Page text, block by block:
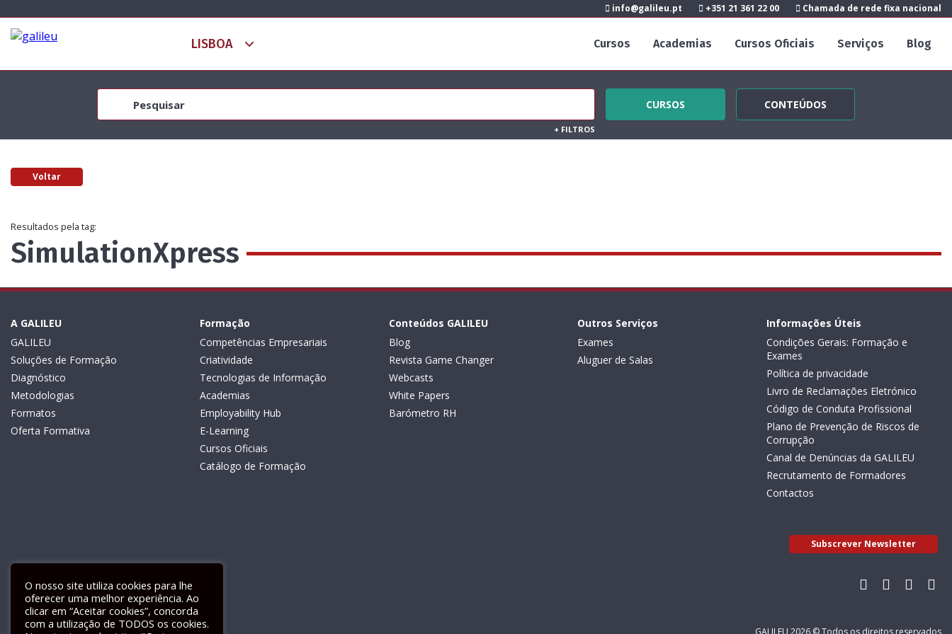
info@galileu.pt +351 21 361 22 00 Chamada de rede fixa nacional
Cursos Academias Cursos Oficiais Serviços Blog
CURSOS CONTEÚDOS
+ FILTROS
Voltar
Resultados pela tag:
SimulationXpress
A GALILEU
GALILEU
Soluções de Formação
Diagnóstico
Metodologias
Formatos
Oferta Formativa
Formação
Competências Empresariais
Criatividade
Tecnologias de Informação
Academias
Employability Hub
E-Learning
Cursos Oficiais
Catálogo de Formação
Conteúdos GALILEU
Blog
Revista Game Changer
Webcasts
White Papers
Barómetro RH
Outros Serviços
Exames
Aluguer de Salas
Informações Úteis
Condições Gerais: Formação e
Exames
Política de privacidade
Livro de Reclamações Eletrónico
Código de Conduta Profissional
Plano de Prevenção de Riscos de
Corrupção
Canal de Denúncias da GALILEU
Recrutamento de Formadores
Contactos
Subscrever Newsletter
Livro de Reclamações Electrónico GALILEU 2026 © Todos os direitos reservados
O nosso site utiliza cookies para lhe
oferecer uma melhor experiência. Ao
clicar em “Aceitar cookies”, concorda
com a utilização de TODOS os cookies.